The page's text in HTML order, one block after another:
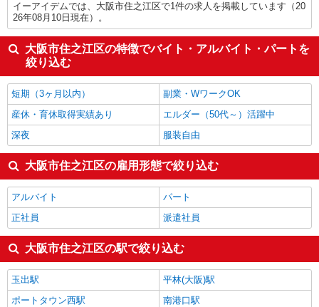
イーアイデムでは、大阪市住之江区で1件の求人を掲載しています（20
26年08月10日現在）。
大阪市住之江区の特徴でバイト・アルバイト・パートを
絞り込む
短期（3ヶ月以内）
副業・WワークOK
産休・育休取得実績あり
エルダー（50代～）活躍中
深夜
服装自由
大阪市住之江区の雇用形態で絞り込む
アルバイト
パート
正社員
派遣社員
大阪市住之江区の駅で絞り込む
玉出駅
平林(大阪)駅
ポートタウン西駅
南港口駅